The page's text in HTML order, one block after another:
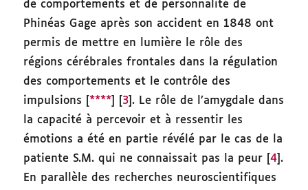
de comportements et de personnalité de
Phinéas Gage après son accident en 1848 ont
permis de mettre en lumière le rôle des
régions cérébrales frontales dans la régulation
des comportements et le contrôle des
impulsions [ **** 3 ]. Le rôle de l’amygdale dans
la capacité à percevoir et à ressentir les
émotions a été en partie révélé par le cas de la
patiente S.M. qui ne connaissait pas la peur [4 ].
En parallèle des recherches neuroscientifiques